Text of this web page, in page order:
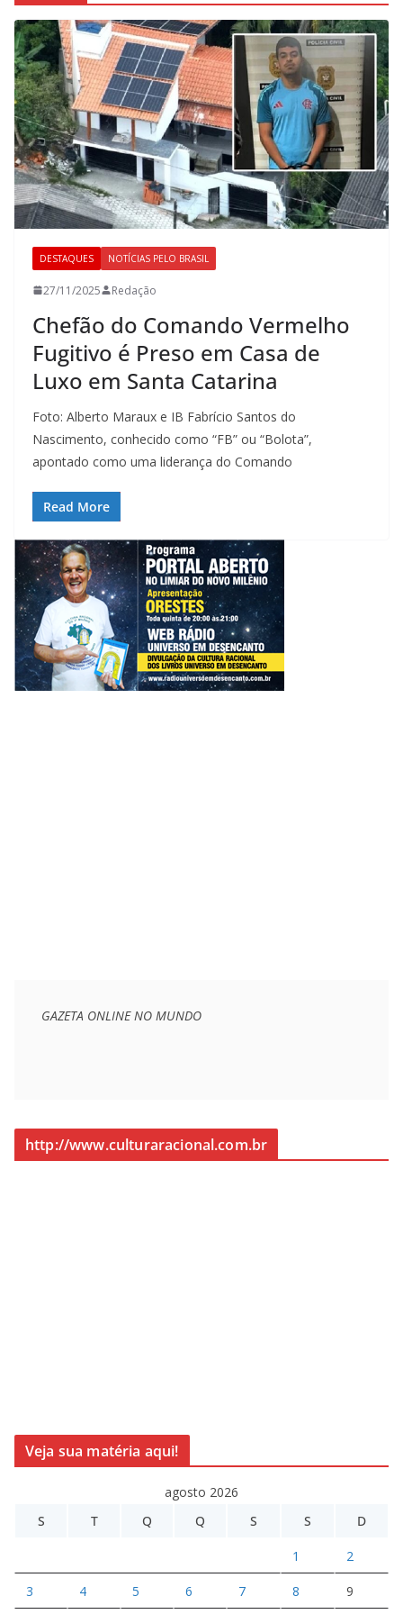
DESTAQUES NOTÍCIAS PELO BRASIL
27/11/2025 Redação
Chefão do Comando Vermelho
Fugitivo é Preso em Casa de
Luxo em Santa Catarina
Foto: Alberto Maraux e IB Fabrício Santos do
Nascimento, conhecido como “FB” ou “Bolota”,
apontado como uma liderança do Comando
Read More
GAZETA ONLINE NO MUNDO
http://www.culturaracional.com.br
Veja sua matéria aqui!
agosto 2026
S
T Q Q S S D
1 2
3 4 5 6 7 8 9